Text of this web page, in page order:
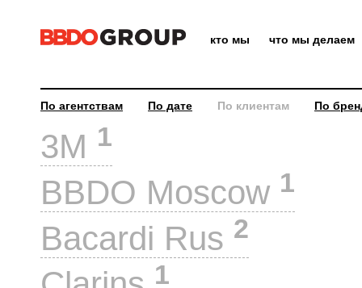
кто мы что мы делаем
По агентствам По дате По клиентам По
3M 1
BBDO Moscow 1
Bacardi Rus 2
1